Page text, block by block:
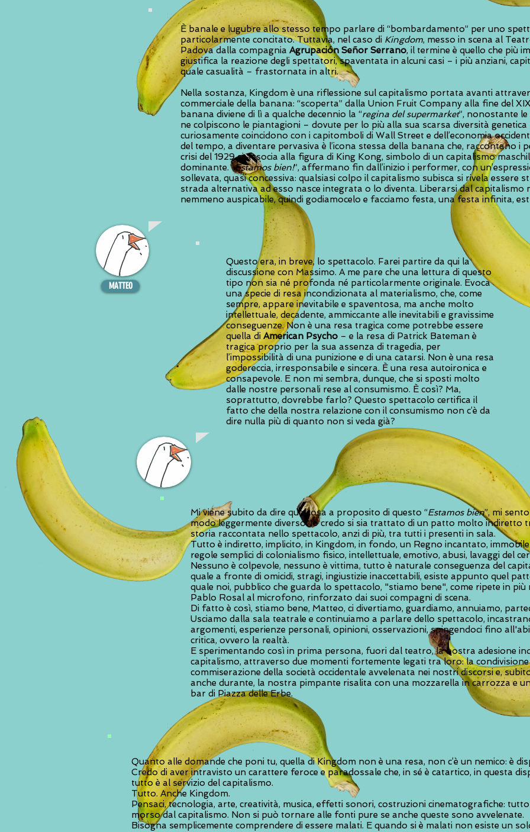
È banale e lugubre allo stesso tempo parlare di “bombardamento” per uno
particolarmente concitato. Tuttavia, nel caso di Kingdom, messo in scena al
Padova dalla compagnia Agrupación Señor Serrano, il termine è quello che più
giustifica la reazione degli spettatori, spaventata in alcuni casi – i più anziani,
quale casualità – frastornata in altri.
Nella sostanza, Kingdom è una riflessione sul capitalismo portata avanti
commerciale della banana: “scoperta” dalla Union Fruit Company alla fine del
banana diviene di lì a qualche decennio la “regina del supermarket”, nonostante
ne colpiscono le piantagioni – dovute per lo più alla sua scarsa diversità genetica
curiosamente coincidono con i capitomboli di Wall Street e dell’economia
del tempo, a diventare pervasiva è l’icona stessa della banana che, raccontano i
crisi del 1929 si associa alla figura di King Kong, simbolo di un capitalismo
dominante. “Estamos bien!”, affermano fin dall’inizio i performer, con
sollevata, quasi concessiva: qualsiasi colpo il capitalismo subisca si rivela essere
strada alternativa ad esso nasce integrata o lo diventa. Liberarsi dal capitalismo
nemmeno auspicabile, quindi godiamocelo e facciamo festa, una festa infinita,
Questo era, in breve, lo spettacolo. Farei partire da qui la
discussione con Massimo. A me pare che una lettura di questo
tipo non sia né profonda né particolarmente originale. Evoca
una specie di resa incondizionata al materialismo, che, come
sempre, appare inevitabile e spaventosa, ma anche molto
intellettuale, decadente, ammiccante alle inevitabili e gravissime
conseguenze. Non è una resa tragica come potrebbe essere
quella di American Psycho – e la resa di Patrick Bateman è
tragica proprio per la sua assenza di tragedia, per
l’impossibilità di una punizione e di una catarsi. Non è una resa
godereccia, irresponsabile e sincera. È una resa autoironica e
consapevole. E non mi sembra, dunque, che si sposti molto
dalle nostre personali rese al consumismo. È così? Ma,
soprattutto, dovrebbe farlo? Questo spettacolo certifica il
fatto che della nostra relazione con il consumismo non c’è da
dire nulla più di quanto non si veda già?
MATTEO
Mi viene subito da dire qualcosa a proposito di questo “Estamos bien”, mi
modo leggermente diverso. Io credo si sia trattato di un patto molto indiretto
storia raccontata nello spettacolo, anzi di più, tra tutti i presenti in sala.
Tutto è indiretto, implicito, in Kingdom, in fondo, un Regno incantato, immobile
regole semplici di colonialismo fisico, intellettuale, emotivo, abusi, lavaggi del
Nessuno è colpevole, nessuno è vittima, tutto è naturale conseguenza del
quale a fronte di omicidi, stragi, ingiustizie inaccettabili, esiste appunto quel
quale noi, pubblico che guarda lo spettacolo, "stiamo bene", come ripete in più
Pablo Rosal al microfono, rinforzato dai suoi compagni di scena.
Di fatto è così, stiamo bene, Matteo, ci divertiamo, guardiamo, annuiamo,
Usciamo dalla sala teatrale e continuiamo a parlare dello spettacolo,
argomenti, esperienze personali, opinioni, osservazioni, spingendoci fino
critica, ovvero la realtà.
E sperimentando così in prima persona, fuori dal teatro, la nostra adesione
capitalismo, attraverso due momenti fortemente legati tra loro: la
commiserazione della società occidentale avvelenata nei nostri discorsi e,
anche durante, la nostra pimpante risalita con una mozzarella in carrozza e
bar di Piazza delle Erbe.
Quanto alle domande che poni tu, quella di Kingdom non è una resa, non c’è un nemico: è
Credo di aver intravisto un carattere feroce e paradossale che, in sé è catartico, in questa
tutto è al servizio del capitalismo.
Tutto. Anche Kingdom.
Pensaci, tecnologia, arte, creatività, musica, effetti sonori, costruzioni cinematografiche:
morso dal capitalismo. Non si può tornare alle fonti pure se anche queste sono avvelenate.
Bisogna semplicemente comprendere di essere malati. E quando si è malati non esiste un